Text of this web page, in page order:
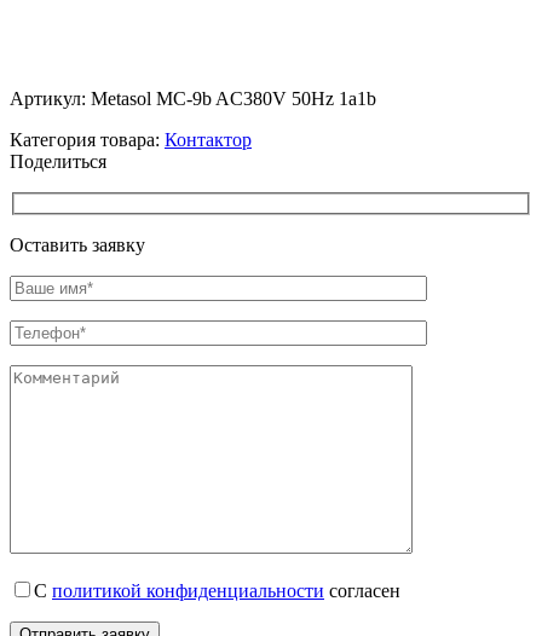
Артикул: Metasol MC-9b AC380V 50Hz 1a1b
Категория товара: Контактор
Поделиться
Оставить заявку
С политикой конфиденциальности согласен